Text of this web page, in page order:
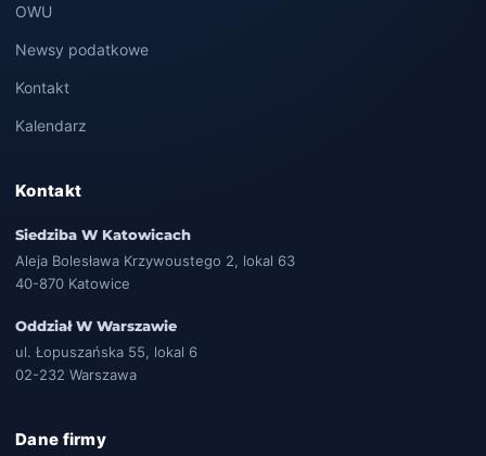
OWU
Newsy podatkowe
Kontakt
Kalendarz
Kontakt
Siedziba W Katowicach
Aleja Bolesława Krzywoustego 2, lokal 63
40-870 Katowice
Oddział W Warszawie
ul. Łopuszańska 55, lokal 6
02-232 Warszawa
Dane firmy